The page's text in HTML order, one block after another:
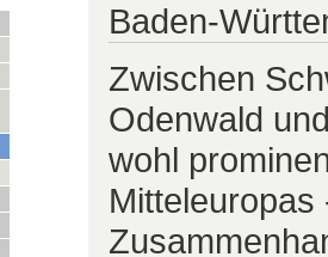
Baden-
Zwischen
Odenwald
wohl